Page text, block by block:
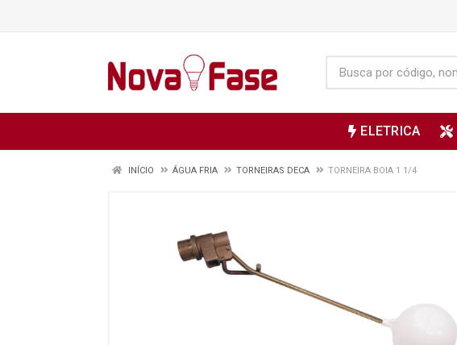
ELETRICA
INÍCIO ÁGUA FRIA TORNEIRAS DECA TORNEIRA BOIA 1 1/4